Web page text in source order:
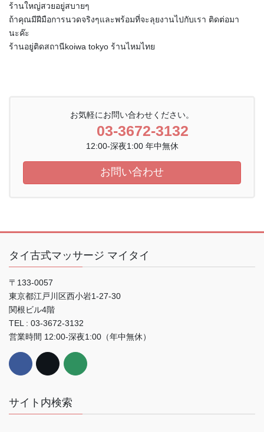
ร้านใหญ่สวยอยู่สบายๆ
ถ้าคุณมีฝีมือการนวดจริงๆและพร้อมที่จะลุยงานไปกับเรา ติดต่อมา
นะค๊ะ
ร้านอยู่ติดสถานีkoiwa tokyo ร้านไหมไทย
お気軽にお問い合わせください。
03-3672-3132
12:00-深夜1:00 年中無休
お問い合わせ
タイ古式マッサージ マイタイ
〒133-0057
東京都江戸川区西小岩1-27-30
関根ビル4階
TEL : 03-3672-3132
営業時間 12:00-深夜1:00（年中無休）
サイト内検索